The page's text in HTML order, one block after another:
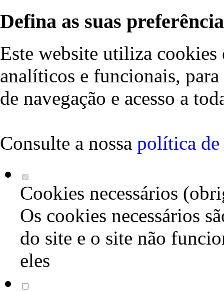
Defina as suas
Este website utiliza cookies
analíticos e funcionais,
de navegação e acesso a
Consulte a nossa política de
Cookies necessários
Os cookies necessários
do site e o site não
eles